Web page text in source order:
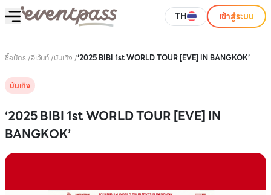
TH เข้าสู่ระบบ
ซื้อบัตร /อีเว้นท์/บันเทิง /‘2025 BIBI 1st WORLD TOUR [EVE] IN BANGKOK’
บันเทิง
‘2025 BIBI 1st WORLD TOUR [EVE] IN
BANGKOK’